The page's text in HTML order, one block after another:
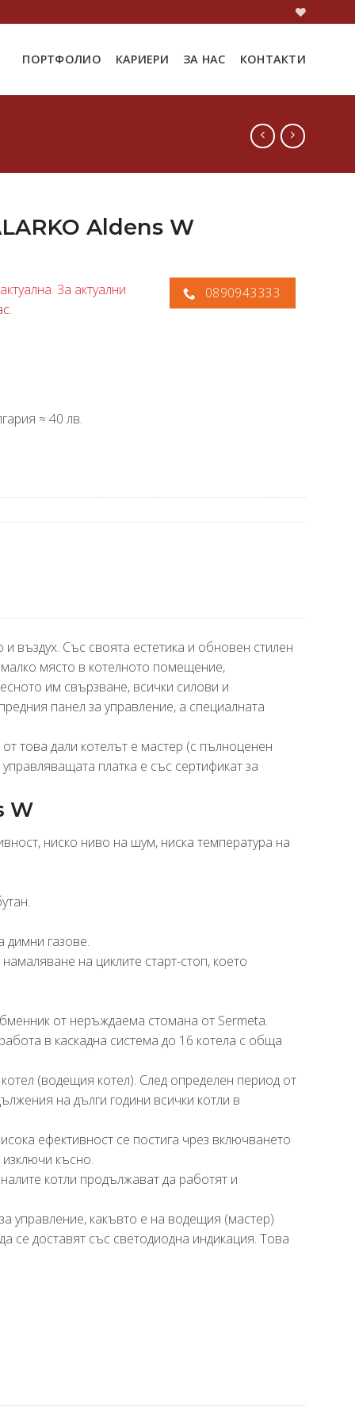
ПОРТФОЛИО КАРИЕРИ ЗА НАС КОНТАКТИ
Aldens W
За актуални
.
0890943333
≈ 40 лв.
въздух. Със своята естетика и обновен стилен
място в котелното помещение,
им свързване, всички силови и
панел за управление, а специалната
това дали котелът е мастер (с пълноценен
платка е със сертификат за
W
ниско ниво на шум, ниска температура на
димни газове.
на циклите старт-стоп, което
от неръждаема стомана от Sermeta.
в каскадна система до 16 котела с обща
(водещия котел). След определен период от
на дълги години всички котли в
ефективност се постига чрез включването
късно.
котли продължават да работят и
управление, какъвто е на водещия (мастер)
се доставят със светодиодна индикация. Това